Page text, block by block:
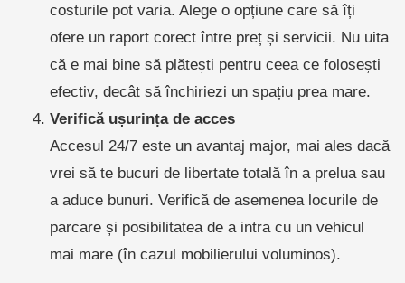
costurile pot varia. Alege o opțiune care să îți
ofere un raport corect între preț și servicii. Nu uita
că e mai bine să plătești pentru ceea ce folosești
efectiv, decât să închiriezi un spațiu prea mare.
Verifică ușurința de acces
Accesul 24/7 este un avantaj major, mai ales dacă
vrei să te bucuri de libertate totală în a prelua sau
a aduce bunuri. Verifică de asemenea locurile de
parcare și posibilitatea de a intra cu un vehicul
mai mare (în cazul mobilierului voluminos).